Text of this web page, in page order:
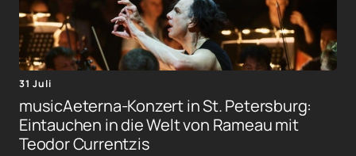
31 Juli
musicAeterna-Konzert in St. Petersburg:
Eintauchen in die Welt von Rameau mit
Teodor Currentzis